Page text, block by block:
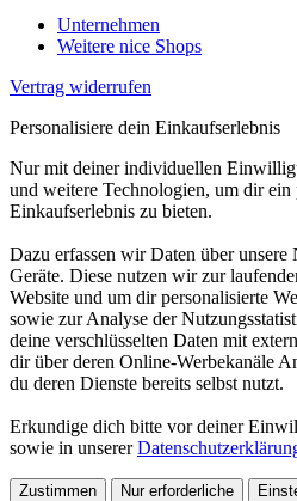
Unternehmen
Weitere nice Shops
Vertrag widerrufen
Personalisiere dein Einkaufserlebnis
Nur mit deiner individuellen
und weitere Technologien, um dir ein
Einkaufserlebnis zu bieten.
Dazu erfassen wir Daten über unsere
Geräte. Diese nutzen wir zur
Website und um dir personalisierte
sowie zur Analyse der
deine verschlüsselten Daten mit
dir über deren Online-Werbekanäle
du deren Dienste bereits selbst nutzt.
Erkundige dich bitte vor deiner
sowie in unserer
Zustimmen Nur erforderliche